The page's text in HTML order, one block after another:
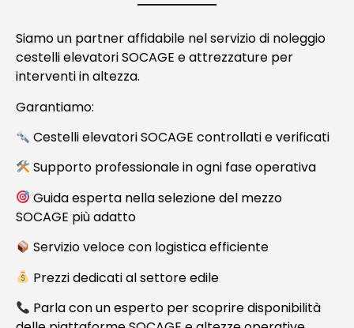
Siamo un partner affidabile nel servizio di noleggio
cestelli elevatori SOCAGE e attrezzature per
interventi in altezza.
Garantiamo:
Cestelli elevatori SOCAGE controllati e verificati
Supporto professionale in ogni fase operativa
Guida esperta nella selezione del mezzo
SOCAGE più adatto
Servizio veloce con logistica efficiente
Prezzi dedicati al settore edile
Parla con un esperto per scoprire disponibilità